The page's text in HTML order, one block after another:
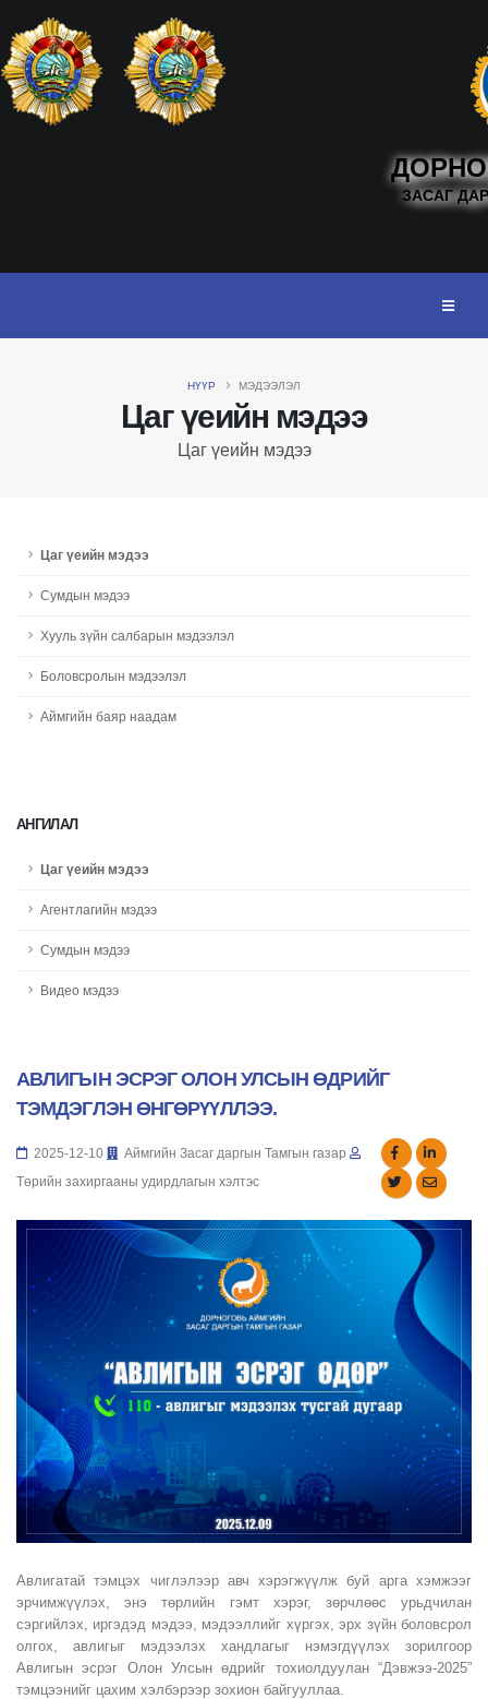
ЗАСАГ
Цаг үеийн мэдээ
Цаг үеийн мэдээ
НҮҮР МЭДЭЭЛЭЛ
Цаг үеийн мэдээ
Сумдын мэдээ
Хууль зүйн салбарын мэдээлэл
Боловсролын мэдээлэл
Аймгийн баяр наадам
АНГИЛАЛ
Цаг үеийн мэдээ
Агентлагийн мэдээ
Сумдын мэдээ
Видео мэдээ
АВЛИГЫН ЭСРЭГ ОЛОН УЛСЫН ӨДРИЙГ
ТЭМДЭГЛЭН ӨНГӨРҮҮЛЛЭЭ.
2025-12-10
Аймгийн Засаг даргын Тамгын газар
Төрийн захиргааны удирдлагын хэлтэс
Авлигатай тэмцэх чиглэлээр авч хэрэгжүүлж буй арга хэмжээг
эрчимжүүлэх, энэ төрлийн гэмт хэрэг, зөрчлөөс урьдчилан
сэргийлэх, иргэдэд мэдээ, мэдээллийг хүргэх, эрх зүйн боловсрол
олгох, авлигыг мэдээлэх хандлагыг нэмэгдүүлэх зорилгоор
Авлигын эсрэг Олон Улсын өдрийг тохиолдуулан “Дэвжээ-2025”
тэмцээнийг цахим хэлбэрээр зохион байгууллаа.